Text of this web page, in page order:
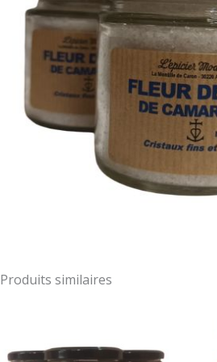
Produits similaires